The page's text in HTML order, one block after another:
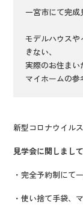
一宮市にて完成
モデルハウス
きない、
実際のお住まい
マイホームの参
新型コロナウイル
見学会に関しまし
・完全予約制にて
・使い捨て手袋、